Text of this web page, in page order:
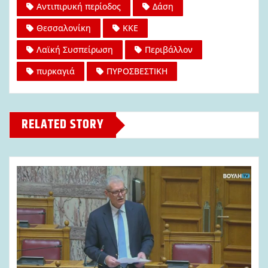
Αντιπιρυκή περίοδος
Δάση
Θεσσαλονίκη
ΚΚΕ
Λαϊκή Συσπείρωση
Περιβάλλον
πυρκαγιά
ΠΥΡΟΣΒΕΣΤΙΚΗ
RELATED STORY